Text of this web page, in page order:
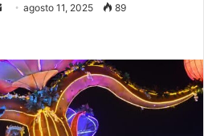
Sendagosto 11, 2025 89